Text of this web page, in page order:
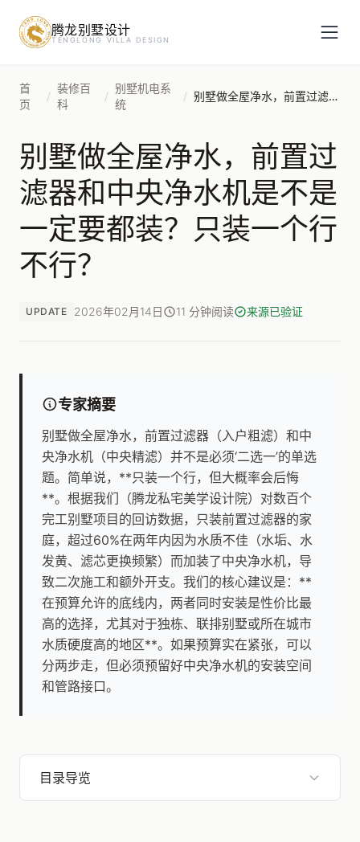
腾龙别墅设计
TENGLONG VILLA DESIGN
首
页
/
装修百
科
/
别墅机电系
统
/ 别墅做全屋净水，前置过滤器和中央净水机是不是一定要都装？只装一个行不行？
别墅做全屋净水，前置过
滤器和中央净水机是不是
一定要都装？只装一个行
不行？
UPDATE 2026年02月14日 11 分钟阅读 来源已验证
专家摘要
别墅做全屋净水，前置过滤器（入户粗滤）和中
央净水机（中央精滤）并不是必须‘二选一’的单选
题。简单说，**只装一个行，但大概率会后悔
**。根据我们（腾龙私宅美学设计院）对数百个
完工别墅项目的回访数据，只装前置过滤器的家
庭，超过60%在两年内因为水质不佳（水垢、水
发黄、滤芯更换频繁）而加装了中央净水机，导
致二次施工和额外开支。我们的核心建议是：**
在预算允许的底线内，两者同时安装是性价比最
高的选择，尤其对于独栋、联排别墅或所在城市
水质硬度高的地区**。如果预算实在紧张，可以
分两步走，但必须预留好中央净水机的安装空间
和管路接口。
目录导览
预约设计咨询
姓名*
手机号*
房屋面积（㎡）
立即预约